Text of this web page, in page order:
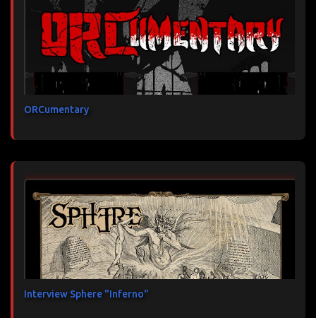
ORCumentary
Interview Sphere "Inferno"